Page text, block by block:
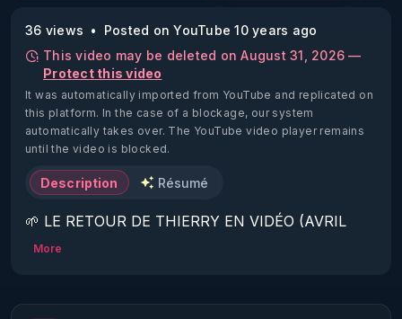
36 views
Posted on YouTube 10 years ago
This video may be deleted on August 31, 2026 —
Protect this video
It was automatically imported from YouTube and replicated on
this platform. In the case of a blockage, our system
automatically takes over. The YouTube video player remains
until the video is blocked.
Description Résumé
🌱 LE RETOUR DE THIERRY EN VIDÉO (AVRIL
2022)!
https://www.rgnr.fr/presentation.html
More